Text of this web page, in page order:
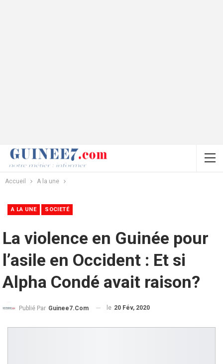
Accueil A la une
A LA UNE SOCIETÉ
La violence en Guinée pour
l’asile en Occident : Et si
Alpha Condé avait raison?
Publié Par Guinee7.com le 20 Fév, 2020